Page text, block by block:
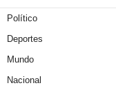
Político
Deportes
Mundo
Nacional